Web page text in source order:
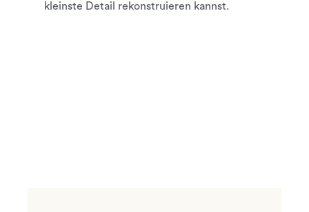
kleinste Detail rekonstruieren kannst.